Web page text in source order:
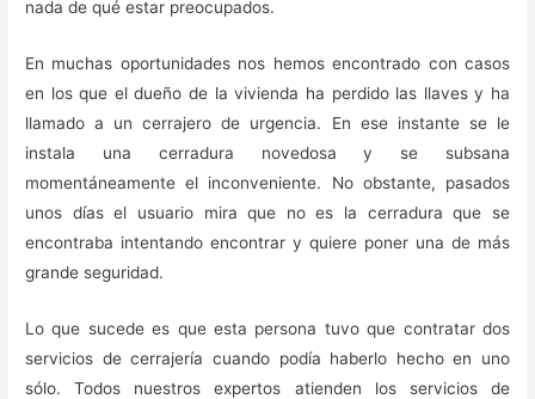
nada de qué estar preocupados.
En muchas oportunidades nos hemos encontrado con casos
en los que el dueño de la vivienda ha perdido las llaves y ha
llamado a un cerrajero de urgencia. En ese instante se le
instala una cerradura novedosa y se subsana
momentáneamente el inconveniente. No obstante, pasados
unos días el usuario mira que no es la cerradura que se
encontraba intentando encontrar y quiere poner una de más
grande seguridad.
Lo que sucede es que esta persona tuvo que contratar dos
servicios de cerrajería cuando podía haberlo hecho en uno
sólo. Todos nuestros expertos atienden los servicios de